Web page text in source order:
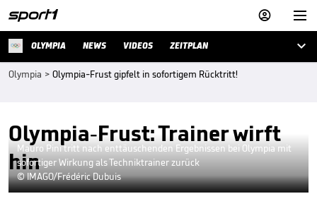


OLYMPIA NEWS VIDEOS ZEITPLAN 
Olympia > Olympia-Frust gipfelt in sofortigem Rücktritt!
Olympia-Frust: Trainer wirft
hin
Mauro Pini tritt nach enttäuschenden Ergebnissen bei Olympia mit
sofortiger Wirkung als Techniktrainer zurück
© IMAGO/Frédéric Dubuis